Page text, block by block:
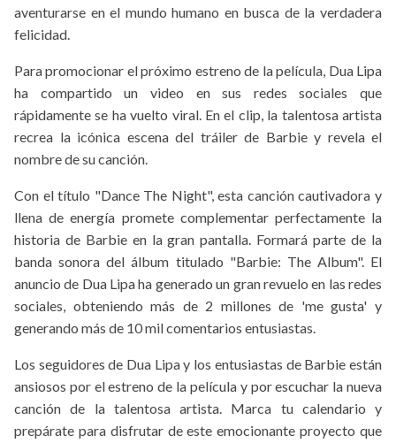
aventurarse en el mundo humano en busca de la verdadera
felicidad.
Para promocionar el próximo estreno de la película, Dua Lipa
ha compartido un video en sus redes sociales que
rápidamente se ha vuelto viral. En el clip, la talentosa artista
recrea la icónica escena del tráiler de Barbie y revela el
nombre de su canción.
Con el título "Dance The Night", esta canción cautivadora y
llena de energía promete complementar perfectamente la
historia de Barbie en la gran pantalla. Formará parte de la
banda sonora del álbum titulado "Barbie: The Album". El
anuncio de Dua Lipa ha generado un gran revuelo en las redes
sociales, obteniendo más de 2 millones de 'me gusta' y
generando más de 10 mil comentarios entusiastas.
Los seguidores de Dua Lipa y los entusiastas de Barbie están
ansiosos por el estreno de la película y por escuchar la nueva
canción de la talentosa artista. Marca tu calendario y
prepárate para disfrutar de este emocionante proyecto que